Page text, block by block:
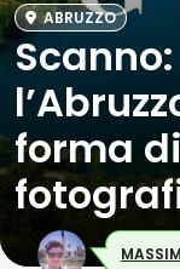
ABRUZZO
forma